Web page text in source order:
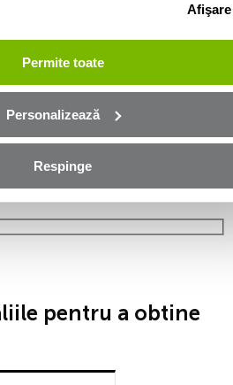
Afişare
Permite toate
Personalizează
Respinge
și bucură-te de
contactăm in cel mai scurt
pentru a obtine